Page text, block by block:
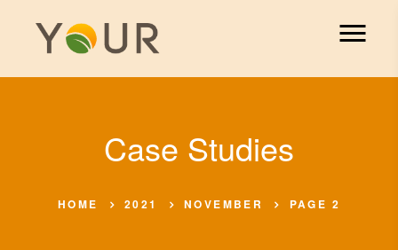
Case Studies
HOME 2021 NOVEMBER PAGE 2